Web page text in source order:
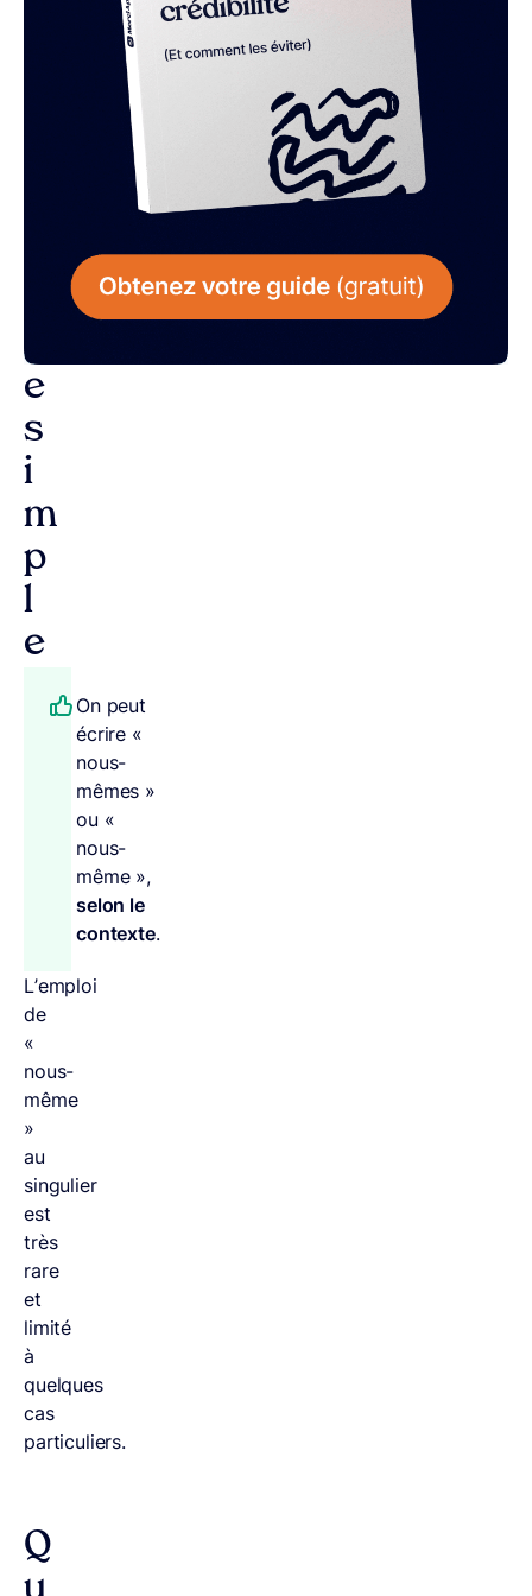
s
e
s
i
m
p
l
e
On peut
écrire «
nous-
mêmes »
ou «
nous-
même »,
selon le
contexte.
L’emploi
de
«
nous-
même
»
au
singulier
est
très
rare
et
limité
à
quelques
cas
particuliers.
Q